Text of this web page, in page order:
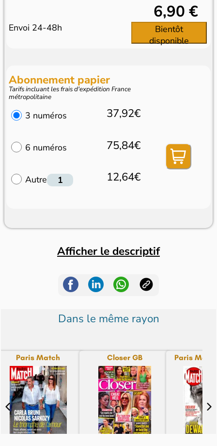
Envoi 24-48h
6,90 €
Bientôt
disponible
Abonnement papier
Tarifs incluant les frais d'expédition France
métropolitaine
3 numéros 37,92€
6 numéros 75,84€
Autre 12,64€
Afficher le descriptif
Dans le même rayon
Paris Match Closer GB Paris